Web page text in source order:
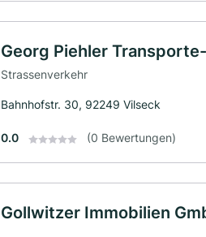
Georg Piehler
Strassenverkehr
Bahnhofstr. 30, 92249 Vilseck
0.0 (0 Bewertungen)
Gollwitzer Immobilien